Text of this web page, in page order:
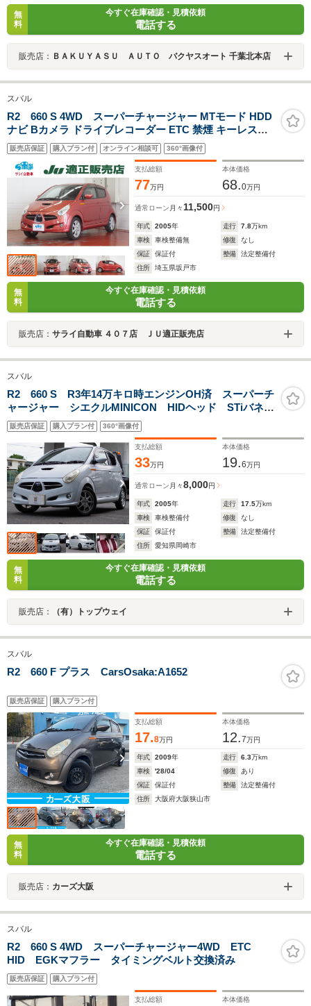
無
料
今すぐ在庫確認・見積依頼
電話する
販売店： ＢＡＫＵＹＡＳＵ ＡＵＴＯ バクヤスオート 千葉北本店
スバル
R2 660 S 4WD スーパーチャージャー MTモード HDD
ナビ Bカメラ ドライブレコーダー ETC 禁煙 キーレスキ
ー AW15
販売店保証 購入プラン付 オンライン相談可 360°画像付
支払総額
77万円
本体価格
68.0万円
通常ローン 月々11,500円
年式 2005年 走行 7.8万km
車検
車検整備無 修復
なし
保証
保証付 整備
法定整備付
住所
埼玉県坂戸市
無
料
今すぐ在庫確認・見積依頼
電話する
販売店： サライ自動車 ４０７店 ＪＵ適正販売店
スバル
R2 660 S R3年14万キロ時エンジンOH済 スーパーチ
ャージャー シエクルMINICON HIDヘッド STiバネ
ハイブーストS/Cプーリー ディスプレイオーディオ シ
ートカバー キーレス オートエアコン
販売店保証 購入プラン付 360°画像付
支払総額
33万円
本体価格
19.6万円
通常ローン 月々8,000円
年式 2005年 走行 17.5万km
車検
車検整備付 修復
なし
保証
保証付 整備
法定整備付
住所
愛知県岡崎市
無
料
今すぐ在庫確認・見積依頼
電話する
販売店： （有）トップウェイ
スバル
R2 660 F プラス CarsOsaka:A1652
販売店保証 購入プラン付
支払総額
17.8万円
本体価格
12.7万円
年式 2009年 走行 6.3万km
車検
'28/04 修復
あり
保証
保証付 整備
法定整備付
住所
大阪府大阪狭山市
無
料
今すぐ在庫確認・見積依頼
電話する
販売店： カーズ大阪
スバル
R2 660 S 4WD スーパーチャージャー4WD ETC
HID EGKマフラー タイミングベルト交換済み
販売店保証 購入プラン付
支払総額 本体価格